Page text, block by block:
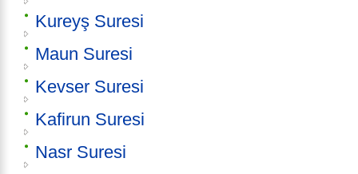
Kureyş Suresi
Maun Suresi
Kevser Suresi
Kafirun Suresi
Nasr Suresi